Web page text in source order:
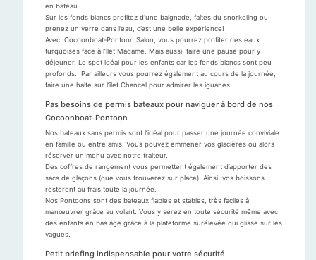
en bateau.
Sur les fonds blancs profitez d’une baignade, faîtes du snorkeling ou
prenez un verre dans l’eau, c’est une belle expérience!
Avec Cocoonboat-Pontoon Salon, vous pourrez profiter des eaux
turquoises face à l’îlet Madame. Mais aussi faire une pause pour y
déjeuner. Le spot idéal pour les enfants car les fonds blancs sont peu
profonds. Par ailleurs vous pourrez également au cours de la journée,
faire une halte sur l’îlet Chancel pour admirer les iguanes.
Pas besoins de permis bateaux pour naviguer à bord de nos
Cocoonboat-Pontoon
Nos bateaux sans permis sont l’idéal pour passer une journée conviviale
en famille ou entre amis. Vous pouvez emmener vos glacières ou alors
réserver un menu avec notre traiteur.
Des coffres de rangement vous permettent également d’apporter des
sacs de glaçons (que vous trouverez sur place). Ainsi vos boissons
resteront au frais toute la journée.
Nos Pontoons sont des bateaux fiables et stables, très faciles à
manœuvrer grâce au volant. Vous y serez en toute sécurité même avec
des enfants en bas âge grâce à la plateforme surélevée qui glisse sur les
vagues.
Petit briefing indispensable pour votre sécurité